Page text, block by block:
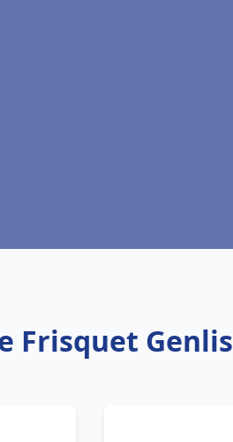
Frisquet Genlis